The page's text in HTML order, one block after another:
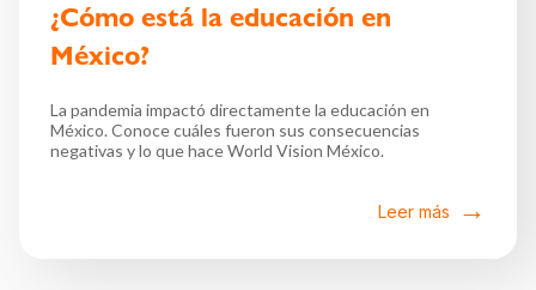
¿Cómo está la educación en
México?
La pandemia impactó directamente la educación en
México. Conoce cuáles fueron sus consecuencias
negativas y lo que hace World Vision México.
Leer más